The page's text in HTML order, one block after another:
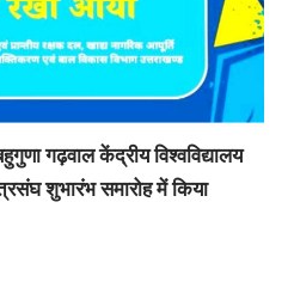
गढ़वाल केंद्रीय विश्वविद्यालय
शुभारंभ समारोह में किया